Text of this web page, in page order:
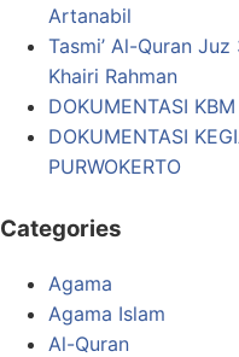
Artanabil
Tasmi’ Al-Quran
Khairi Rahman
DOKUMENTASI
DOKUMENTASI
PURWOKERTO
Categories
Agama
Agama Islam
Al-Quran